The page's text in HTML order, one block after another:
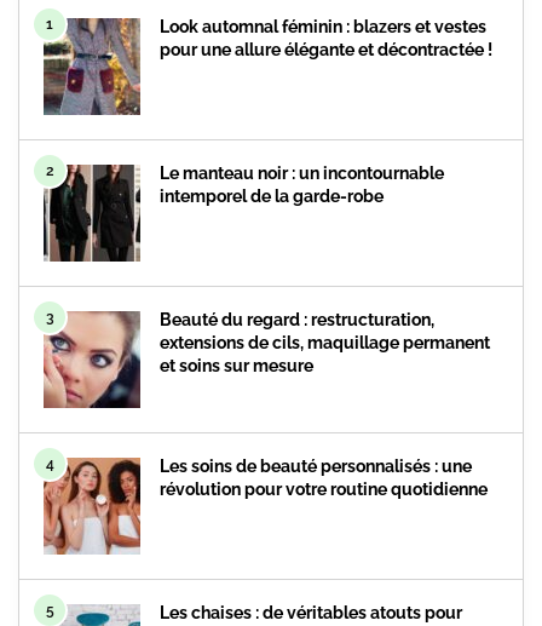
1
Look automnal féminin : blazers et vestes
pour une allure élégante et décontractée !
2
Le manteau noir : un incontournable
intemporel de la garde-robe
3
Beauté du regard : restructuration,
extensions de cils, maquillage permanent
et soins sur mesure
4
Les soins de beauté personnalisés : une
révolution pour votre routine quotidienne
5
Les chaises : de véritables atouts pour